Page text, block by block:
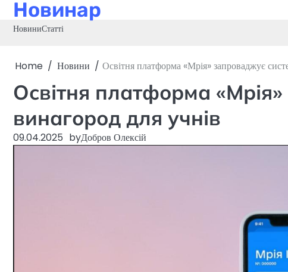
Skip
content
Новинар
НовиниСтатті
Home Новини Освітня платформа «Мрія» запроваджує
Освітня платформа
винагород для учнів
09.04.2025 byДобров Олексій